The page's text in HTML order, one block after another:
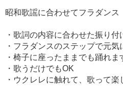
昭和歌謡に合わせてフラダンス
・歌詞の内容に合わせた振り付
・フラダンスのステップで元気
・椅子に座ったままでも踊れま
・歌うだけでもOK
・ウクレレに触れて、歌って楽